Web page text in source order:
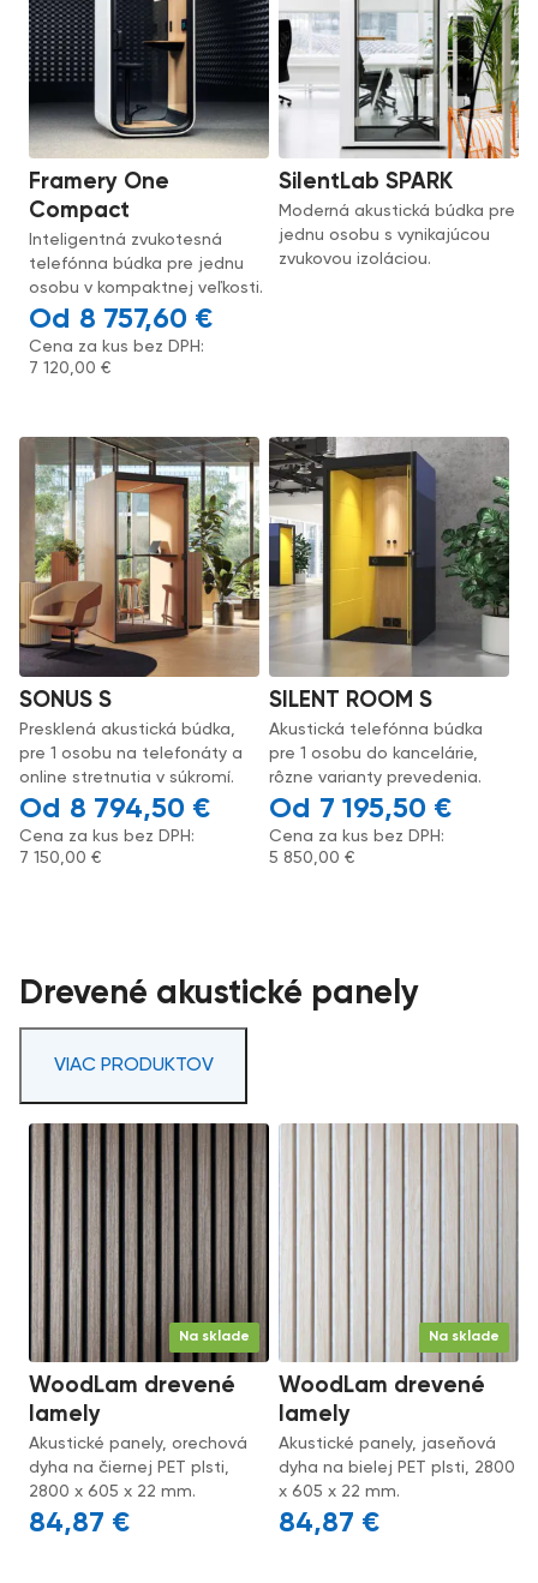
Framery One
Compact
Inteligentná zvukotesná
telefónna búdka pre jednu
osobu v kompaktnej veľkosti.
8 757,60 €
Cena za kus bez DPH:
7 120,00€
SilentLab SPARK
Moderná akustická búdka pre
jednu osobu s vynikajúcou
zvukovou izoláciou.
SONUS S
Presklená akustická búdka,
pre 1 osobu na telefonáty a
online stretnutia v súkromí.
8 794,50 €
Cena za kus bez DPH:
7 150,00 €
SILENT ROOM S
Akustická telefónna búdka
pre 1 osobu do kancelárie,
rôzne varianty prevedenia.
7 195,50 €
Cena za kus bez DPH:
5 850,00 €
Drevené akustické panely
VIAC PRODUKTOV
Na sklade
WoodLam drevené
lamely
Akustické panely, orechová
dyha na čiernej PET plsti,
2800 x 605 x 22 mm.
84,87 €
Na sklade
WoodLam drevené
lamely
Akustické panely, jaseňová
dyha na bielej PET plsti, 2800
x 605 x 22 mm.
84,87 €